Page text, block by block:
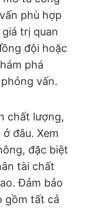
phù hợp
trị quan
đội hoặc
phá
vấn.
chất lượng,
đâu. Xem
đặc biệt
tài chất
Đảm bảo
gồm tất cả